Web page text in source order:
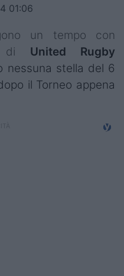
01:06
un tempo con
di United Rugby
nessuna stella del 6
il Torneo appena